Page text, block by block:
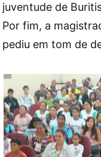
juventude de
Por fim, a
pediu em tom de